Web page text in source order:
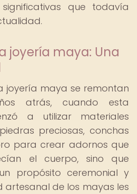
que todavía
joyería maya: Una
joyería maya se remontan
atrás, cuando esta
a utilizar materiales
preciosas, conchas
para crear adornos que
el cuerpo, sino que
propósito ceremonial y
artesanal de los mayas les